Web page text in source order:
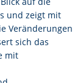
und zeigt mit
Veränderungen
sich das
mit